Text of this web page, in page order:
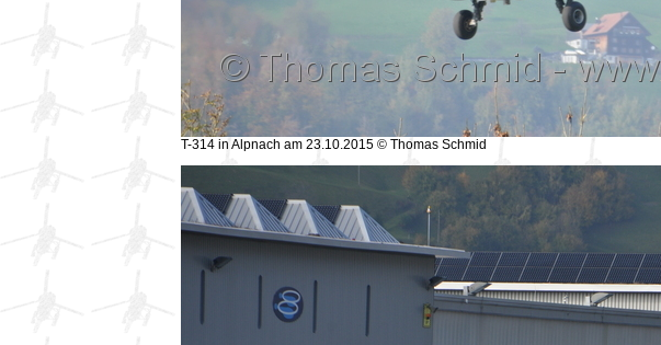
T-314 in Alpnach am 23.10.2015 © Thomas Schmid